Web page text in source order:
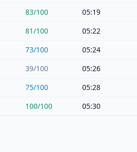
83/100 05:19
81/100 05:22
73/100 05:24
39/100 05:26
75/100 05:28
100/100 05:30